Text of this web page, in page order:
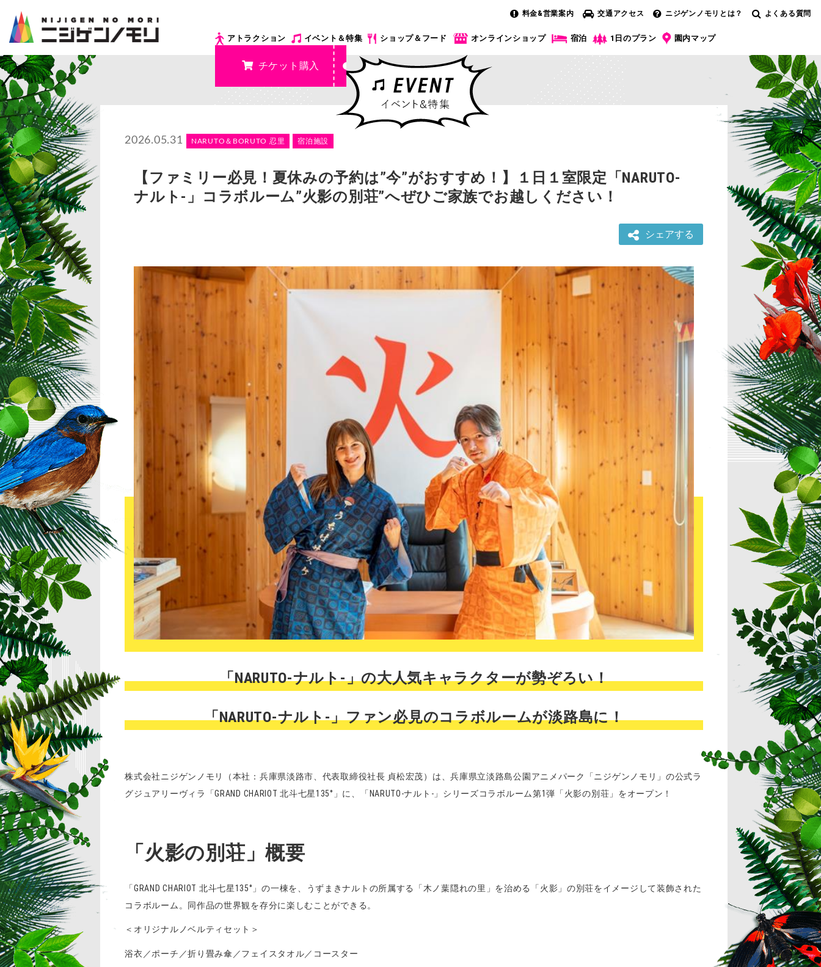
料金&営業案内 交通アクセス ニジゲンノモリとは？ よくある質問
アトラクション イベント＆特集 ショップ＆フード オンラインショップ 宿泊 1日のプラン 園内マップ
チケット購入
2026.05.31 NARUTO＆BORUTO 忍里 宿泊施設
【ファミリー必見！夏休みの予約は”今”がおすすめ！】１日１室限定「NARUTO-
ナルト-」コラボルーム”火影の別荘”へぜひご家族でお越しください！
シェアする
「NARUTO-ナルト-」の大人気キャラクターが勢ぞろい！
「NARUTO-ナルト-」ファン必見のコラボルームが淡路島に！
株式会社ニジゲンノモリ（本社：兵庫県淡路市、代表取締役社長 貞松宏茂）は、兵庫県立淡路島公園アニメパーク「ニジゲンノモリ」の公式ラ
グジュアリーヴィラ「GRAND CHARIOT 北斗七星135°」に、「NARUTO-ナルト-」シリーズコラボルーム第1弾「火影の別荘」をオープン！
「火影の別荘」概要
「GRAND CHARIOT 北斗七星135°」の一棟を、うずまきナルトの所属する「木ノ葉隠れの里」を治める「火影」の別荘をイメージして装飾された
コラボルーム。同作品の世界観を存分に楽しむことができる。
＜オリジナルノベルティセット＞
浴衣／ポーチ／折り畳み傘／フェイスタオル／コースター